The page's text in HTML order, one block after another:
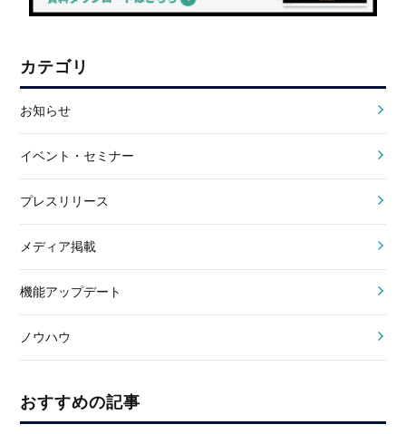
カテゴリ
お知らせ
イベント・セミナー
プレスリリース
メディア掲載
機能アップデート
ノウハウ
おすすめの記事